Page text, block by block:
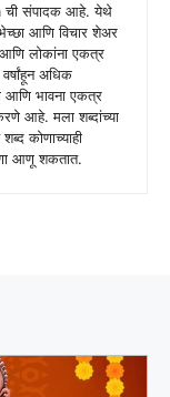
संपादक आहे. येथे
आणि विचार शेअर
लोकांना एकत्र
अधिक
आणि भावना एकत्र
आहे. मला शब्दांच्या
कोणाच्याही
आणू शकतात.